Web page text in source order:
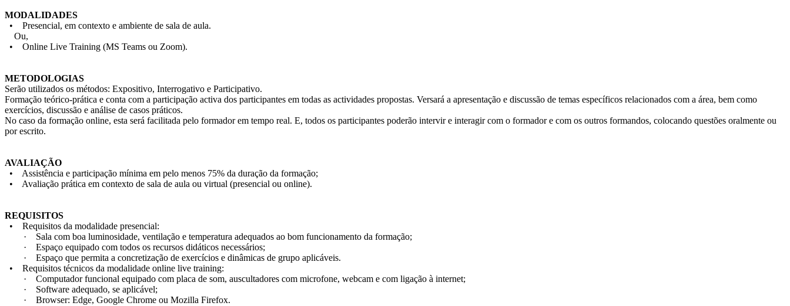
MODALIDADES
• Presencial, em contexto e ambiente de sala de aula.
Ou,
• Online Live Training (MS Teams ou Zoom).
METODOLOGIAS
Serão utilizados os métodos: Expositivo, Interrogativo e Participativo.
Formação teórico-prática e conta com a participação activa dos participantes em todas as actividades propostas. Versará a apresentação e discussão de temas específicos relacionados com a área, bem como
exercícios, discussão e análise de casos práticos.
No caso da formação online, esta será facilitada pelo formador em tempo real. E, todos os participantes poderão intervir e interagir com o formador e com os outros formandos, colocando questões oralmente ou
por escrito.
AVALIAÇÃO
• Assistência e participação mínima em pelo menos 75% da duração da formação;
• Avaliação prática em contexto de sala de aula ou virtual (presencial ou online).
REQUISITOS
• Requisitos da modalidade presencial:
· Sala com boa luminosidade, ventilação e temperatura adequados ao bom funcionamento da formação;
· Espaço equipado com todos os recursos didáticos necessários;
· Espaço que permita a concretização de exercícios e dinâmicas de grupo aplicáveis.
• Requisitos técnicos da modalidade online live training:
· Computador funcional equipado com placa de som, auscultadores com microfone, webcam e com ligação à internet;
· Software adequado, se aplicável;
· Browser: Edge, Google Chrome ou Mozilla Firefox.